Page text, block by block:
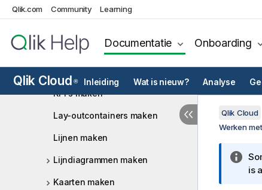
Qlik.com Community Learning
Documentatie Onboarding
Qlik Cloud ® Inleiding Wat is nieuw? Analyse
Meters maken
Histogrammen maken
KPI's maken
Lay-outcontainers maken
Lijnen maken
Lijndiagrammen maken
Kaarten maken
Qlik Cloud
Werken
is